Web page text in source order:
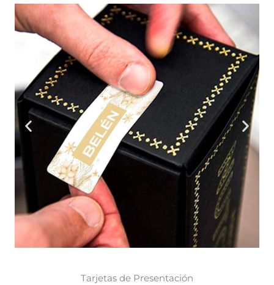
Tarjetas de Presentación